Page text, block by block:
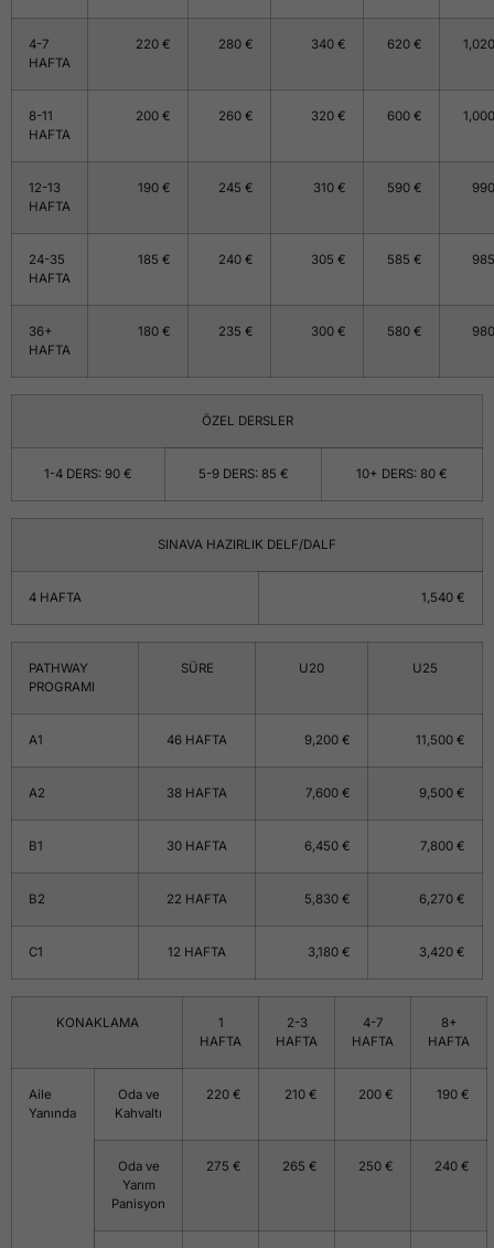
4-7
HAFTA
220 € 280 € 340 € 620 €
8-11
HAFTA
200 € 260 € 320 € 600 €
12-13
HAFTA
190 € 245 € 310 € 590 €
24-35
HAFTA
185 € 240 € 305 € 585 €
36+
HAFTA
180 € 235 € 300 € 580 €
ÖZEL DERSLER
1-4 DERS: 90 € 5-9 DERS: 85 € 10+ DERS: 80 €
SINAVA HAZIRLIK DELF/DALF
4 HAFTA 1,540 €
PATHWAY
PROGRAMI
SÜRE U20 U25
A1 46 HAFTA 9,200 € 11,500 €
A2 38 HAFTA 7,600 € 9,500 €
B1 30 HAFTA 6,450 € 7,800 €
B2 22 HAFTA 5,830 € 6,270 €
C1 12 HAFTA 3,180 € 3,420 €
KONAKLAMA
1
HAFTA
2-3
HAFTA
4-7
HAFTA
8+
HAFTA
Aile
Yanında
Oda ve
Kahvaltı
220 € 210 € 200 € 190 €
Oda ve
Yarım
Panisyon
275 € 265 € 250 € 240 €